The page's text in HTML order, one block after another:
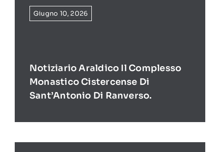
Giugno 10, 2026
Notiziario Araldico Il Complesso
Monastico Cistercense Di
Sant’Antonio Di Ranverso.